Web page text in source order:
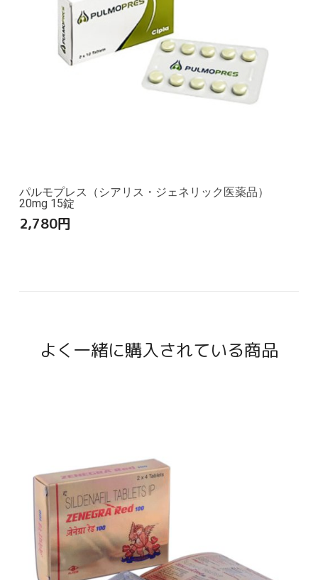
パルモプレス（シアリス・ジェネリック医薬品）
20mg 15錠
2,780円
よく一緒に購入されている商品